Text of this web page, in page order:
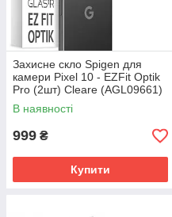
Захисне скло Spigen для
камери Pixel 10 - EZFit Optik
Pro (2шт) Cleare (AGL09661)
В наявності
999 ₴
Купити